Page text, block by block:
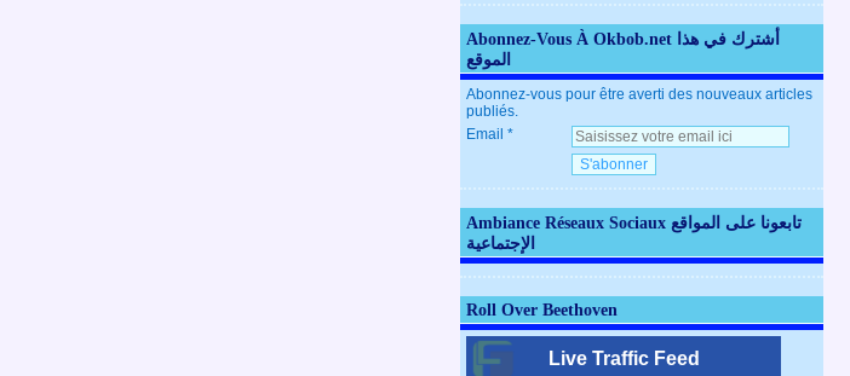
Abonnez-Vous À Okbob.net أشترك في هذا
الموقع
Abonnez-vous pour être averti des nouveaux articles
publiés.
Email
Ambiance Réseaux Sociaux تابعونا على المواقع
الإجتماعية
Roll Over Beethoven
Live Traffic Feed